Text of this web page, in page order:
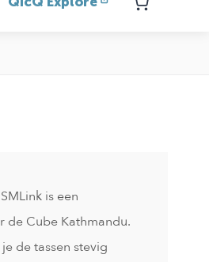
is een
de Cube Kathmandu.
de tassen stevig